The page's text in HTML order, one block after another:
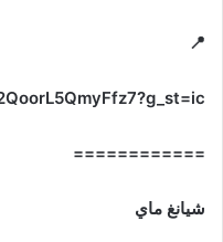
📍
============
شيانغ ماي